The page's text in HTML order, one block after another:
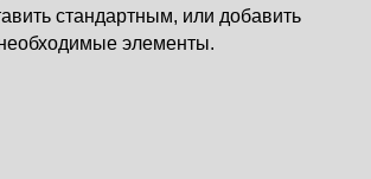
стандартным, или добавить
элементы.